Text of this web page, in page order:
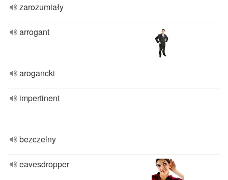
zarozumiały
arrogant
arogancki
impertinent
bezczelny
eavesdropper